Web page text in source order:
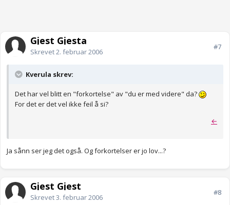
Gjest Gjesta
Skrevet2. februar 2006
#7
Kverula skrev:
Det har vel blitt en "forkortelse" av "du er med videre" da?
For det er det vel ikke feil å si?
←
Ja sånn ser jeg det også. Og forkortelser er jo lov...?
Gjest Gjest
Skrevet3. februar 2006
#8